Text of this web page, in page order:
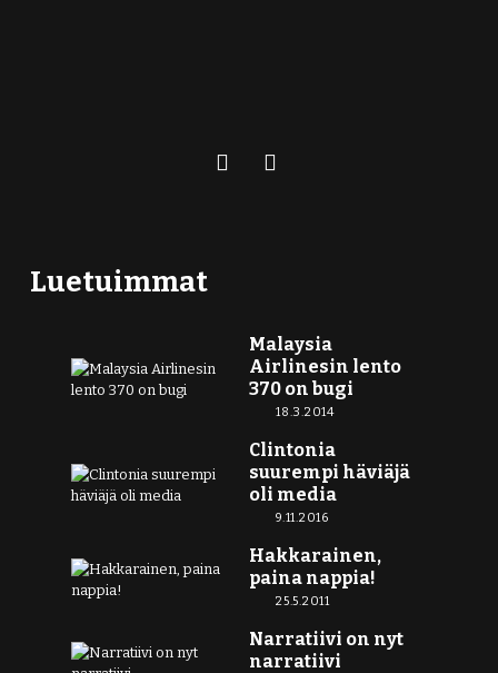
Luetuimmat
Malaysia
Airlinesin lento
370 on bugi
18.3.2014
Clintonia
suurempi häviäjä
oli media
9.11.2016
Hakkarainen,
paina nappia!
25.5.2011
Narratiivi on nyt
narratiivi